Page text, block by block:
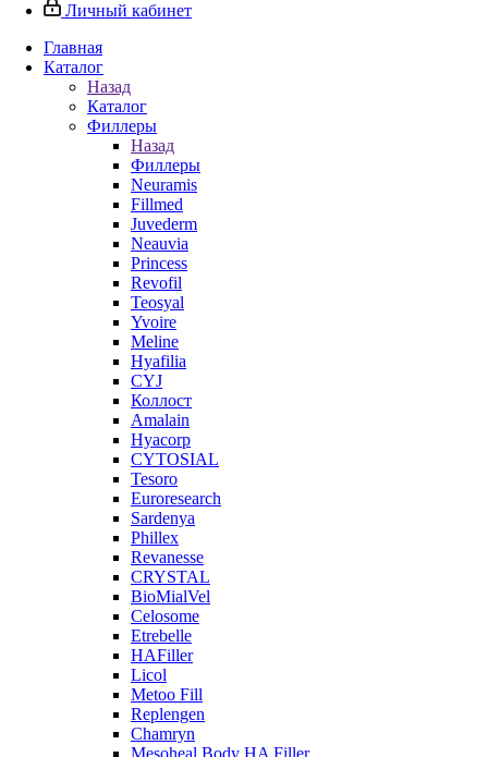
Личный кабинет
Главная
Каталог
Назад
Каталог
Филлеры
Назад
Филлеры
Neuramis
Fillmed
Juvederm
Neauvia
Princess
Revofil
Teosyal
Yvoire
Meline
Hyafilia
CYJ
Коллост
Amalain
Hyacorp
CYTOSIAL
Tesoro
Euroresearch
Sardenya
Phillex
Revanesse
CRYSTAL
BioMialVel
Celosome
Etrebelle
HAFiller
Licol
Metoo Fill
Replengen
Chamryn
Mesoheal Body HA Filler